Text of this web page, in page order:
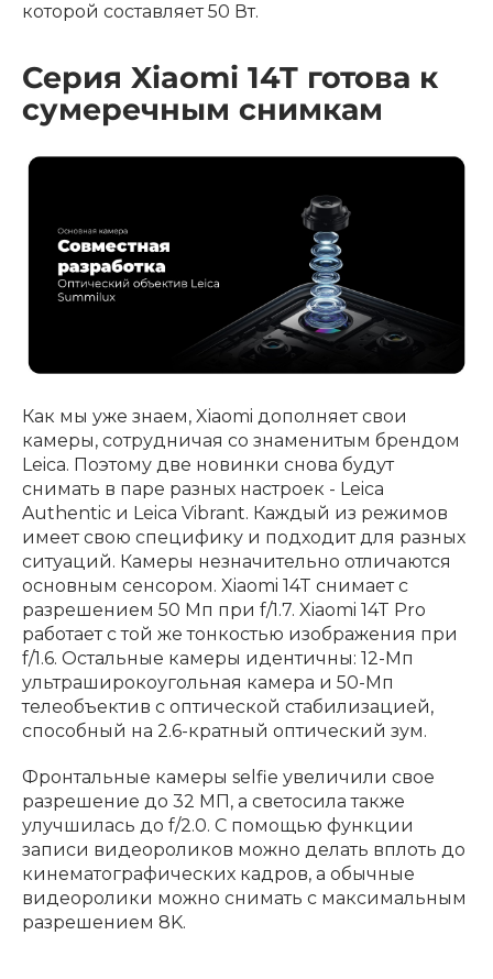
которой составляет 50 Вт.
Серия Xiaomi 14T готова к
сумеречным снимкам
Как мы уже знаем, Xiaomi дополняет свои
камеры, сотрудничая со знаменитым брендом
Leica. Поэтому две новинки снова будут
снимать в паре разных настроек - Leica
Authentic и Leica Vibrant. Каждый из режимов
имеет свою специфику и подходит для разных
ситуаций. Камеры незначительно отличаются
основным сенсором. Xiaomi 14T снимает с
разрешением 50 Мп при f/1.7. Xiaomi 14T Pro
работает с той же тонкостью изображения при
f/1.6. Остальные камеры идентичны: 12-Мп
ультраширокоугольная камера и 50-Мп
телеобъектив с оптической стабилизацией,
способный на 2.6-кратный оптический зум.
Фронтальные камеры selfie увеличили свое
разрешение до 32 МП, а светосила также
улучшилась до f/2.0. С помощью функции
записи видеороликов можно делать вплоть до
кинематографических кадров, а обычные
видеоролики можно снимать с максимальным
разрешением 8K.